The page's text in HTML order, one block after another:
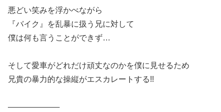
悪どい笑みを浮かべながら
『バイク』を乱暴に扱う兄に対して
僕は何も言うことができず…
そして愛車がどれだけ頑丈なのかを僕に見せるため
兄貴の暴力的な操縦がエスカレートする!!
——————–